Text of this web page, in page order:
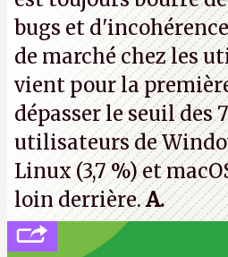
bugs et
de marché chez les
vient pour la
dépasser le seuil des
utilisateurs de
Linux (3,7 %) et
loin derrière.A.